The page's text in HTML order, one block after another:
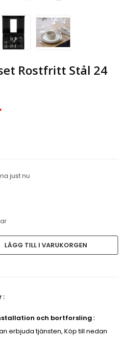
Rostfritt Stål 24
just nu
LÄGG TILL I VARUKORGEN
och bortforsling
erbjuda tjänsten, Köp till nedan